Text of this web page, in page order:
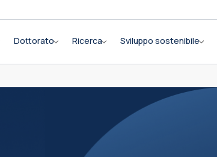
Dottorato Ricerca Sviluppo sostenibile